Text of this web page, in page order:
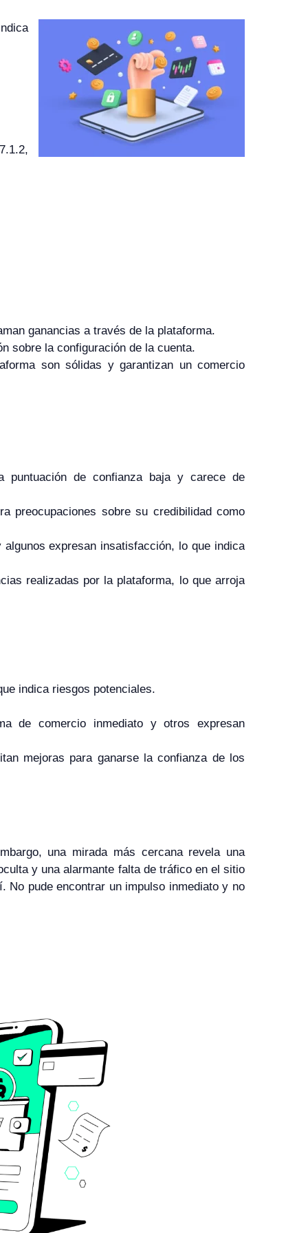
ganancias a través de la plataforma.
sobre la configuración de la cuenta.
son sólidas y garantizan un comercio
puntuación de confianza baja y carece de
preocupaciones sobre su credibilidad como
expresan insatisfacción, lo que indica
realizadas por la plataforma, lo que arroja
indica riesgos potenciales.
de comercio inmediato y otros expresan
mejoras para ganarse la confianza de los
una mirada más cercana revela una
y una alarmante falta de tráfico en el sitio
No pude encontrar un impulso inmediato y no